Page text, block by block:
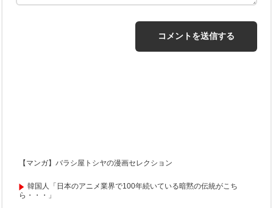
【マンガ】バラシ屋トシヤの漫画セレクション
韓国人「日本のアニメ業界で100年続いている暗黙の伝統がこち
ら・・・」